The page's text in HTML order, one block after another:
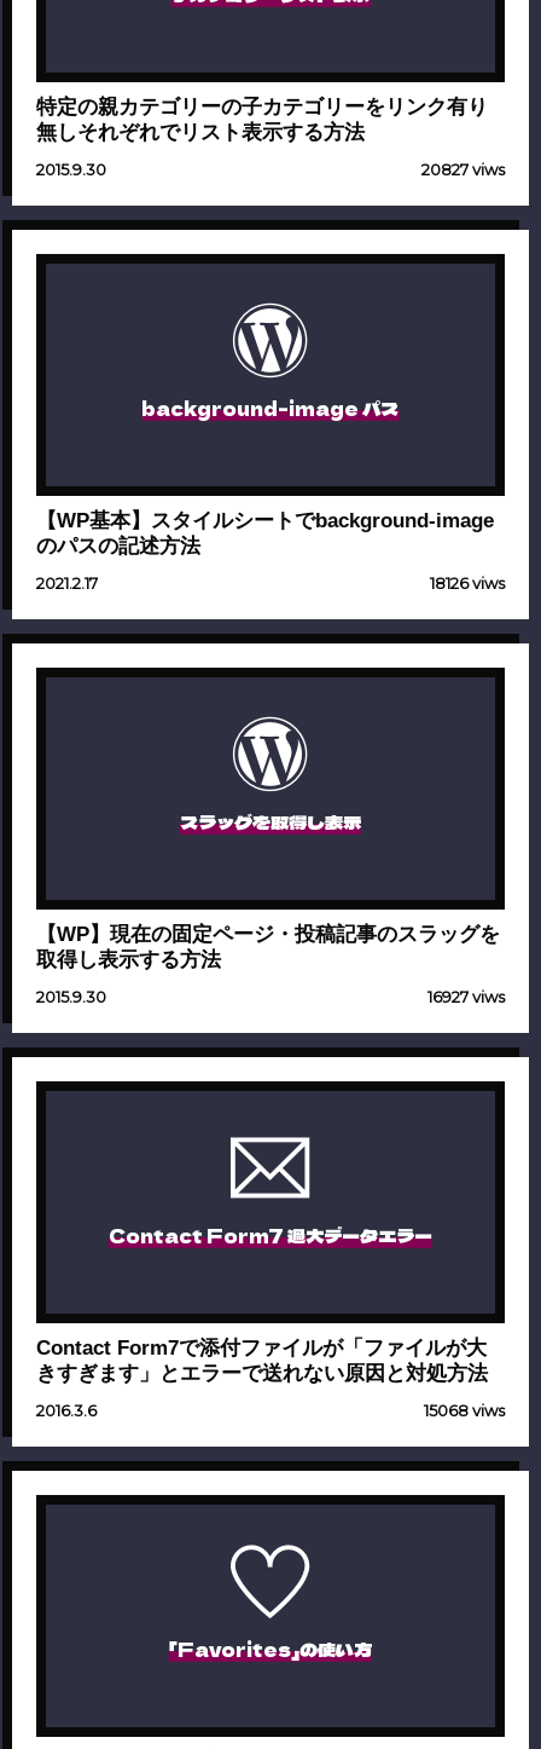
特定の親カテゴリーの子カテゴリーをリンク有り
無しそれぞれでリスト表示する方法
2015.9.30 20827 viws
background-image パス
【WP基本】スタイルシートでbackground-image
のパスの記述方法
2021.2.17 18126 viws
スラッグを取得し表示
【WP】現在の固定ページ・投稿記事のスラッグを
取得し表示する方法
2015.9.30 16927 viws
Contact Form7 過大データエラー
Contact Form7で添付ファイルが「ファイルが大
きすぎます」とエラーで送れない原因と対処方法
2016.3.6 15068 viws
「Favorites」の使い方